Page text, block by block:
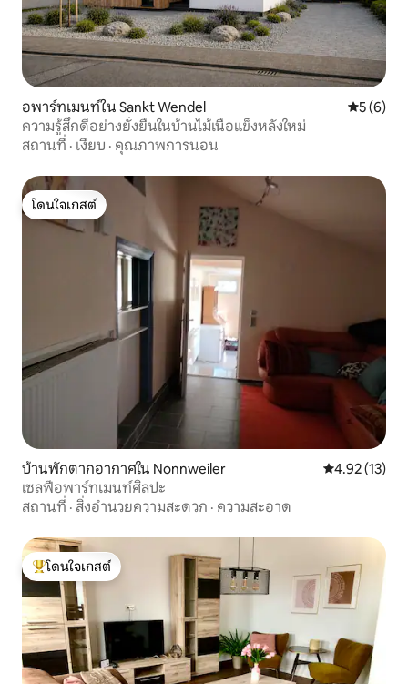
อพาร์ทเมนท์ใน Sankt Wendel คะแนนเฉ
5 (6)
ความรู้สึกดีอย่างยั่งยืนในบ้านไม้เนื้อแข็งหลังใหม่
สถานที่ · เงียบ · คุณภาพการนอน
โดนใจเกสต์
โดนใจเกสต์
บ้านพักตากอากาศใน Nonnweiler คะแนนเฉลี่ย
4.92 (13)
เซลฟี่อพาร์ทเมนท์ศิลปะ
สถานที่ · สิ่งอำนวยความสะดวก · ความสะอาด
โดนใจเกสต์ที่สุด
โดนใจเกสต์